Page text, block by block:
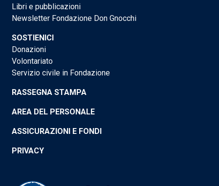
Libri e pubblicazioni
Newsletter Fondazione Don Gnocchi
SOSTIENICI
Donazioni
Volontariato
Servizio civile in Fondazione
RASSEGNA STAMPA
AREA DEL PERSONALE
ASSICURAZIONI E FONDI
PRIVACY